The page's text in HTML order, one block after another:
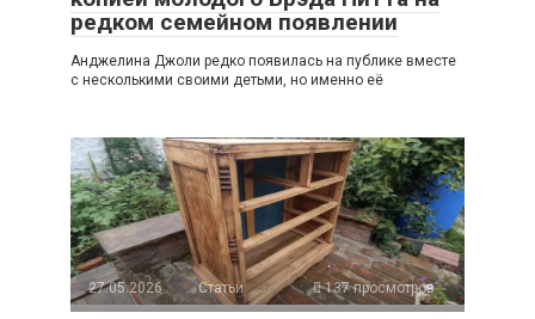
редком семейном появлении
Анджелина Джоли редко появилась на публике вместе
с несколькими своими детьми, но именно её
27.05.2026 Статьи 137 просмотров